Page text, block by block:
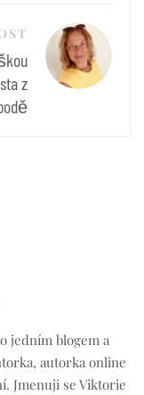
z
jedním blogem a
autorka online
Jmenuji se Viktorie